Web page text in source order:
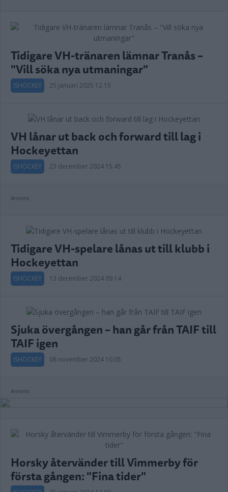
Tidigare VH-tränaren lämnar Tranås –
"Vill söka nya utmaningar"
ISHOCKEY 25 januari 2025 12.15
VH lånar ut back och forward till lag i
Hockeyettan
ISHOCKEY 23 december 2024 15.45
Annons:
Tidigare VH-spelare lånas ut till klubb i
Hockeyettan
ISHOCKEY 13 december 2024 09.14
Sjuka övergången – han går från TAIF till
TAIF igen
ISHOCKEY 08 november 2024 10.05
Annons:
Horsky återvänder till Vimmerby för
första gången: "Fina tider"